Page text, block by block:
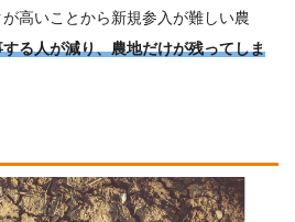
高いことから新規参入が難しい農
る人が減り、農地だけが残ってしま